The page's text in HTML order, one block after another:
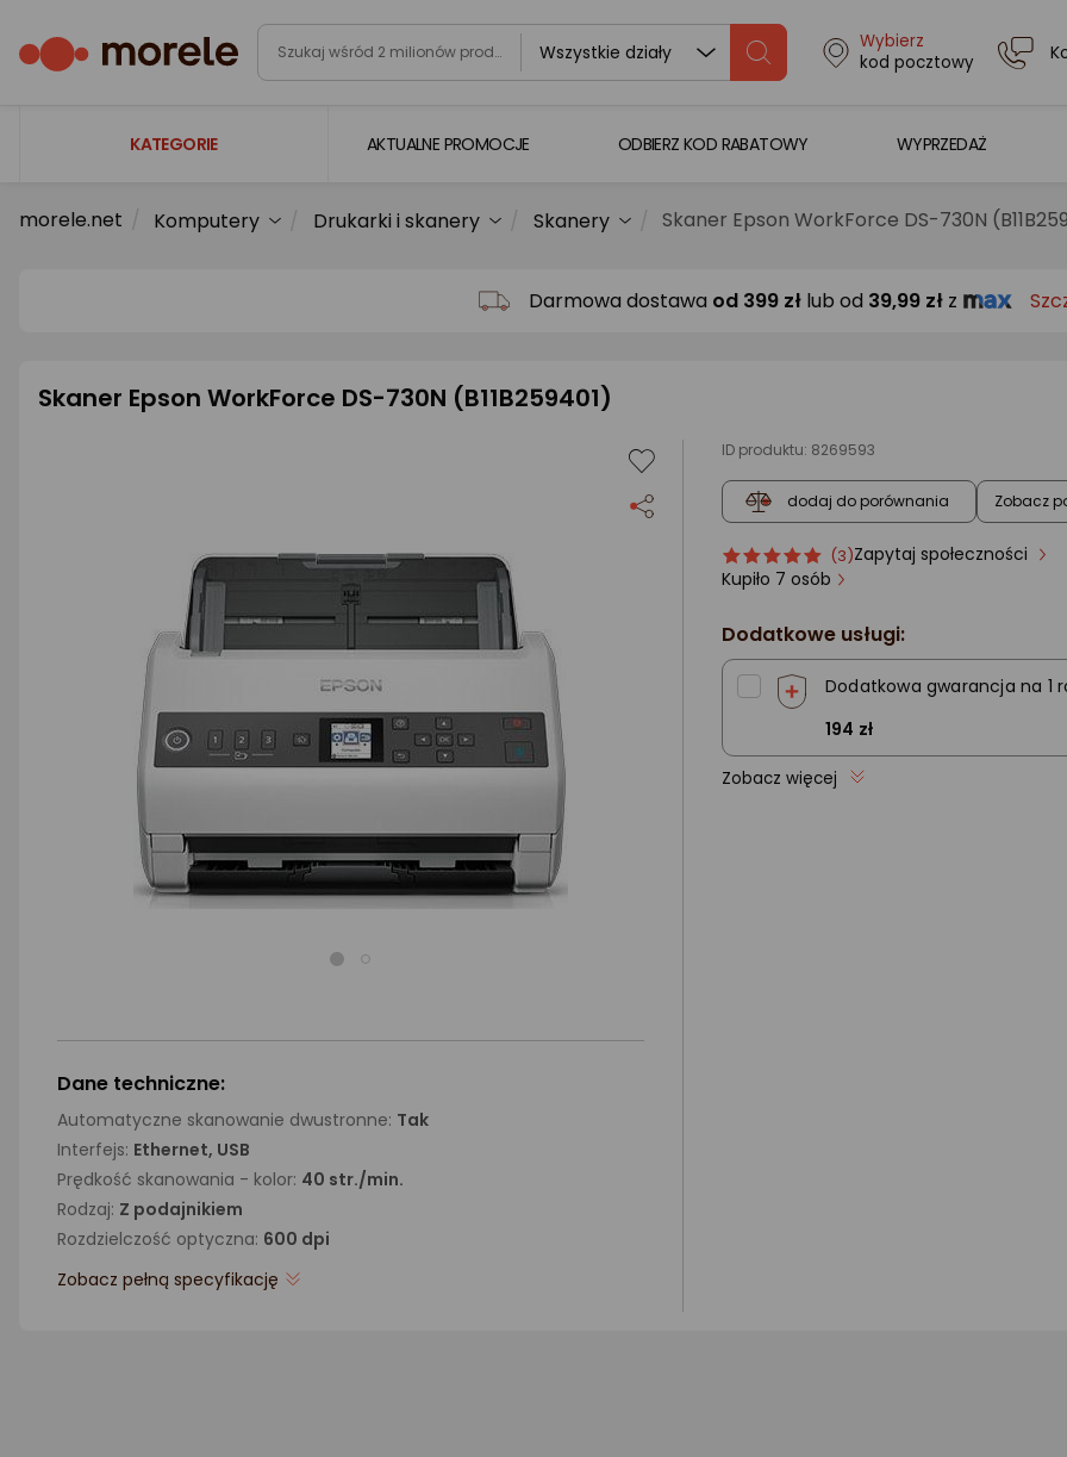
Wszystkie działy
Wybierz
kod pocztowy
KATEGORIE
Laptopy
Smartfony i smartwatche
Sport i turystyka
Zabawki i dziecko
Uroda i zdrowie
Supermarket
Strefa marek
AKTUALNE PROMOCJE ODBIERZ KOD RABATOWY WYPRZEDAŻ
morele.net Komputery Drukarki i skanery Skanery Skaner Epson WorkForce DS-730N
Darmowa dostawa od 399 zł lub od 39,99 zł z
Skaner Epson WorkForce DS-730N (B11B259401)
ID produktu: 8269593
dodaj do porównania Zobacz
ocena
produktu
gwiazdki
Ocena
produktu
(3)Zapytaj społeczności
Kupiło 7 osób
Dodatkowe usługi:
Dodatkowa gwarancja na 1
194 zł
Zobacz więcej
Dane techniczne:
Automatyczne skanowanie dwustronne: Tak
Interfejs: Ethernet, USB
Prędkość skanowania - kolor: 40 str./min.
Rodzaj: Z podajnikiem
Rozdzielczość optyczna: 600 dpi
Zobacz pełną specyfikację